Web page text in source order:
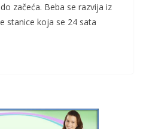
začeća. Beba se razvija iz
stanice koja se 24 sata